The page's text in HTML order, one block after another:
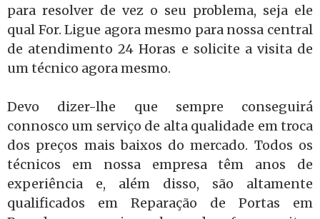
para resolver de vez o seu problema, seja ele
qual For. Ligue agora mesmo para nossa central
de atendimento 24 Horas e solicite a visita de
um técnico agora mesmo.
Devo dizer-lhe que sempre conseguirá
connosco um serviço de alta qualidade em troca
dos preços mais baixos do mercado. Todos os
técnicos em nossa empresa têm anos de
experiência e, além disso, são altamente
qualificados em Reparação de Portas em